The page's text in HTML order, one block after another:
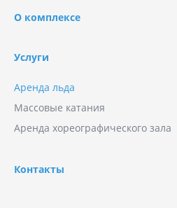
О комплексе
Услуги
Аренда льда
Массовые катания
Аренда хореографического зала
Контакты